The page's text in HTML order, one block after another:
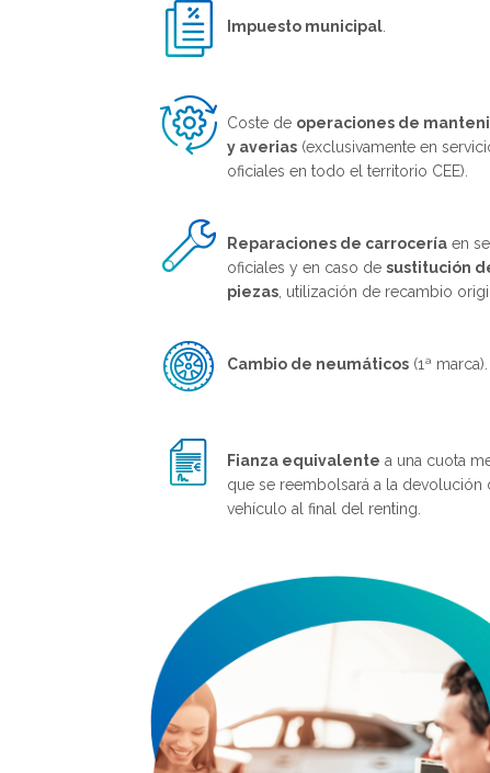
Impuesto municipal.
Coste de operaciones de
y averias (exclusivamente en
oficiales en todo el territorio CEE).
Reparaciones de carrocería en
oficiales y en caso de sustitución
piezas, utilización de recambio
Cambio de neumáticos (1ª marca).
Fianza equivalente a una cuota
que se reembolsará a la devolución
vehículo al final del renting.